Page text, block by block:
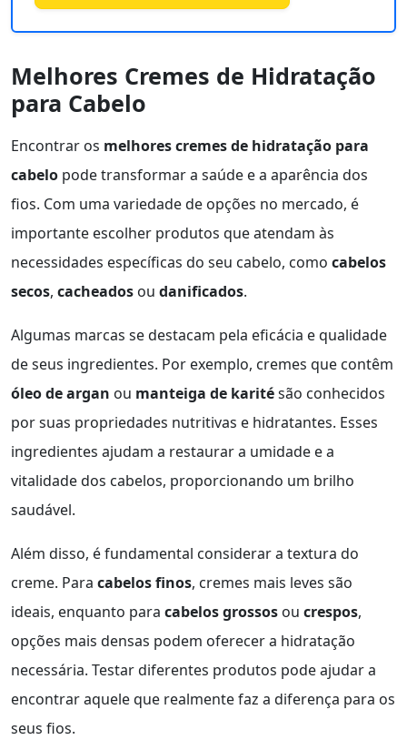
Melhores Cremes de Hidratação
para Cabelo
Encontrar os melhores cremes de hidratação para
cabelo pode transformar a saúde e a aparência dos
fios. Com uma variedade de opções no mercado, é
importante escolher produtos que atendam às
necessidades específicas do seu cabelo, como cabelos
secos, cacheados ou danificados.
Algumas marcas se destacam pela eficácia e qualidade
de seus ingredientes. Por exemplo, cremes que contêm
óleo de argan ou manteiga de karitésão conhecidos
por suas propriedades nutritivas e hidratantes. Esses
ingredientes ajudam a restaurar a umidade e a
vitalidade dos cabelos, proporcionando um brilho
saudável.
Além disso, é fundamental considerar a textura do
creme. Para cabelos finos, cremes mais leves são
ideais, enquanto para cabelos grossos ou crespos,
opções mais densas podem oferecer a hidratação
necessária. Testar diferentes produtos pode ajudar a
encontrar aquele que realmente faz a diferença para os
seus fios.